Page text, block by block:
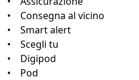
• Consegna al vicino
• Smart alert
• Scegli tu
• Digipod
• Pod